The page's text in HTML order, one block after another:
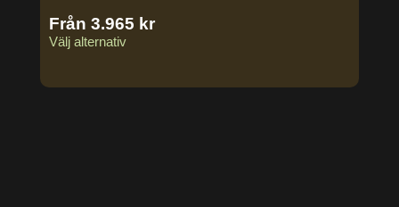
Från 3.965 kr
Välj alternativ